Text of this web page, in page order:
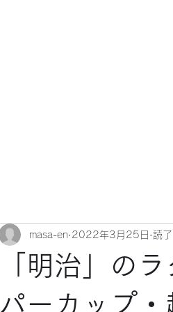
「明治」の
パーカップ
masa-en 2022年3月25日 読